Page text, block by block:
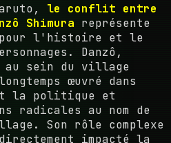
le conflit entre
Shimura représente
pour l'histoire et le
Danzô,
au sein du village
œuvré dans
la politique et
radicales au nom de
Son rôle complexe
impacté la